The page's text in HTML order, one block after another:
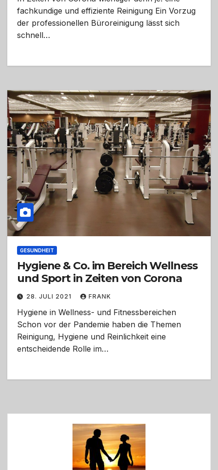
fachkundige und effiziente Reinigung Ein Vorzug
der professionellen Büroreinigung lässt sich
schnell…
GESUNDHEIT
Hygiene & Co. im Bereich Wellness
und Sport in Zeiten von Corona
28. JULI 2021 FRANK
Hygiene in Wellness- und Fitnessbereichen
Schon vor der Pandemie haben die Themen
Reinigung, Hygiene und Reinlichkeit eine
entscheidende Rolle im…